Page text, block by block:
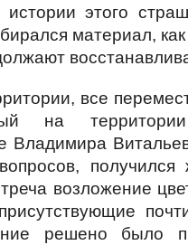
этого
материал,
все
на
Владимира
получился
возложение
решено было